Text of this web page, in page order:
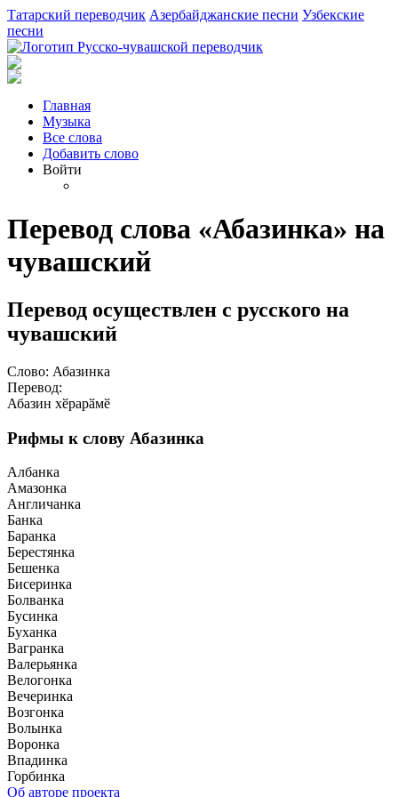
Татарский переводчик Азербайджанские песни Узбекские
песни
Главная
Музыка
Все слова
Добавить слово
Войти
Перевод слова «Абазинка» на
чувашский
Перевод осуществлен с русского на
чувашский
Слово: Абазинка
Перевод:
Абазин хӗрарӑмӗ
Рифмы к слову Абазинка
Албанка
Амазонка
Англичанка
Банка
Баранка
Берестянка
Бешенка
Бисеринка
Болванка
Бусинка
Буханка
Вагранка
Валерьянка
Велогонка
Вечеринка
Возгонка
Волынка
Воронка
Впадинка
Горбинка
Об авторе проекта